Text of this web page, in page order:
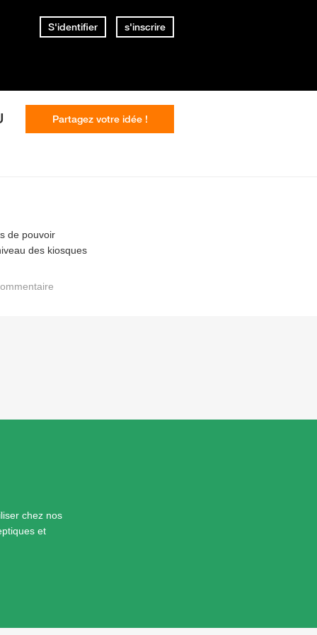
S'identifier s'inscrire
Partagez votre idée !
de pouvoir
des kiosques
chez nos
et